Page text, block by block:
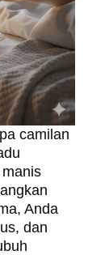
camilan
Anda
dan